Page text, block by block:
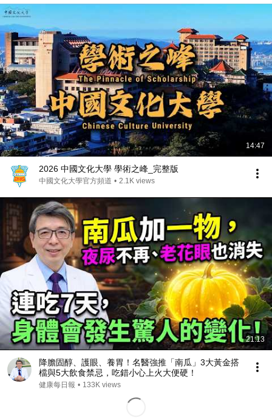
14:47
2026 中國文化大學 學術之峰_完整版
中國文化大學官方頻道 • 2.1K views
21:13
降膽固醇、護眼、養胃！名醫強推「南瓜」3大黃金搭
檔與5大飲食禁忌，吃錯小心上火大便硬！
健康每日報 • 133K views